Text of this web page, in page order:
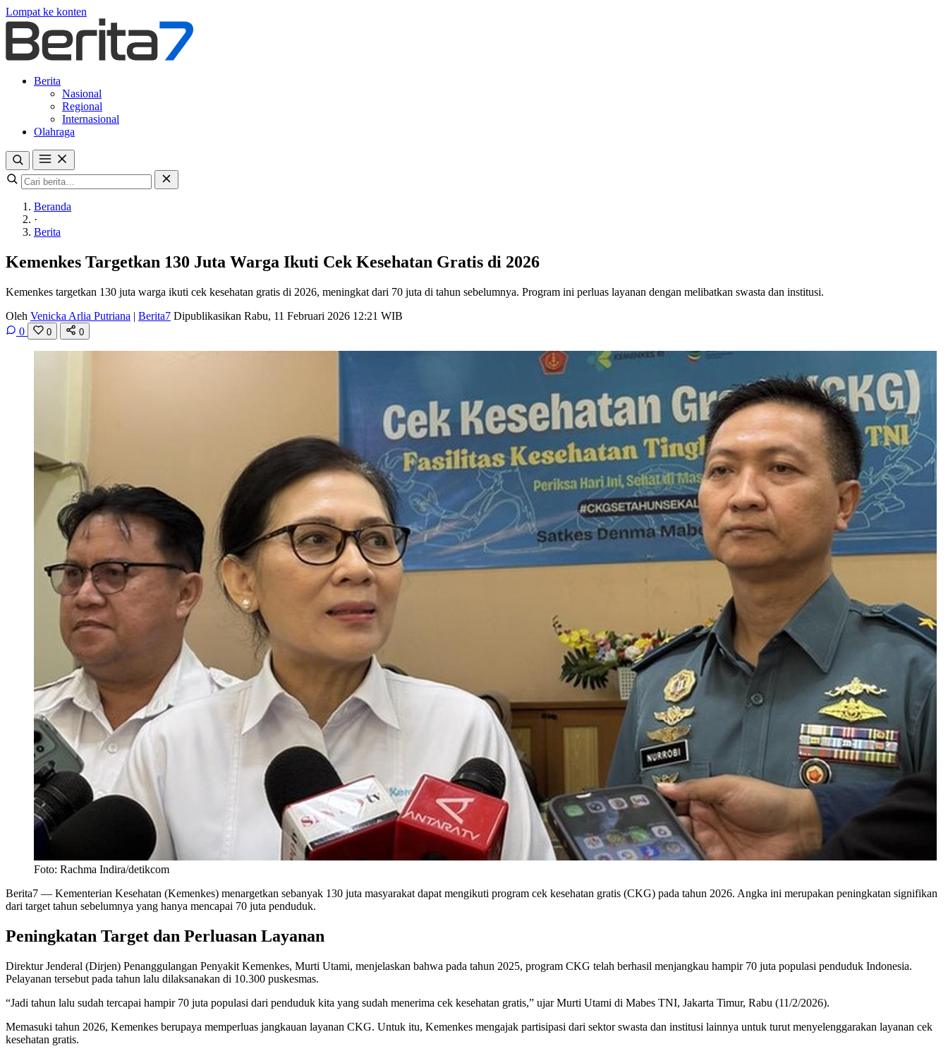
Lompat ke konten
Berita
Nasional
Regional
Internasional
Olahraga
Beranda
·
Berita
Kemenkes Targetkan 130 Juta Warga Ikuti Cek Kesehatan Gratis di 2026
Kemenkes targetkan 130 juta warga ikuti cek kesehatan gratis di 2026, meningkat dari 70 juta di tahun sebelumnya. Program ini perluas layanan dengan melibatkan swasta dan institusi.
Oleh Venicka Arlia Putriana | Berita7 Dipublikasikan Rabu, 11 Februari 2026 12:21 WIB
0
0 0
Foto: Rachma Indira/detikcom
Berita7 — Kementerian Kesehatan (Kemenkes) menargetkan sebanyak 130 juta masyarakat dapat mengikuti program cek kesehatan gratis (CKG) pada tahun 2026. Angka ini merupakan peningkatan signifikan
dari target tahun sebelumnya yang hanya mencapai 70 juta penduduk.
Peningkatan Target dan Perluasan Layanan
Direktur Jenderal (Dirjen) Penanggulangan Penyakit Kemenkes, Murti Utami, menjelaskan bahwa pada tahun 2025, program CKG telah berhasil menjangkau hampir 70 juta populasi penduduk Indonesia.
Pelayanan tersebut pada tahun lalu dilaksanakan di 10.300 puskesmas.
“Jadi tahun lalu sudah tercapai hampir 70 juta populasi dari penduduk kita yang sudah menerima cek kesehatan gratis,” ujar Murti Utami di Mabes TNI, Jakarta Timur, Rabu (11/2/2026).
Memasuki tahun 2026, Kemenkes berupaya memperluas jangkauan layanan CKG. Untuk itu, Kemenkes mengajak partisipasi dari sektor swasta dan institusi lainnya untuk turut menyelenggarakan layanan cek
kesehatan gratis.